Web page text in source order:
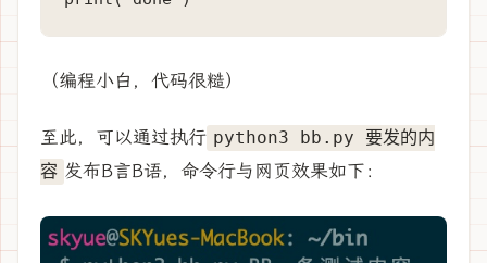
（编程小白，代码很糙）
至此，可以通过执行 python3 bb.py 要发的内
容 发布B言B语，命令行与网页效果如下：